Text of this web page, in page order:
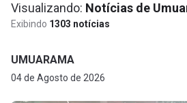
Visualizando: Notícias de
Exibindo 1303 notícias
UMUARAMA
04 de Agosto de 2026